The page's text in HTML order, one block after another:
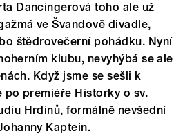
Dancingerová toho ale už
ve Švandově divadle,
štědrovečerní pohádku. Nyní
klubu, nevyhýbá se ale
Když jsme se sešli k
po premiéře Historky o sv.
Hrdinů, formálně nevšední
Kaptein.